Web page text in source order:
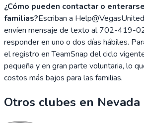
¿Cómo pueden contactar o
familias?Escriban a
envíen mensaje de texto al 702-419-
responder en uno o dos días hábiles.
el registro en TeamSnap del ciclo
pequeña y en gran parte voluntaria, lo
costos más bajos para las familias.
Otros clubes en Nevada